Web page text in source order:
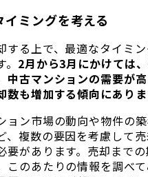
ミングを考える
する上で、最適なタイミ
2月から3月にかけては
中古マンションの需要が
も増加する傾向にありま
ョン市場の動向や物件の
、複数の要因を考慮して
要があります。売却まで
このあたりの情報を調べ